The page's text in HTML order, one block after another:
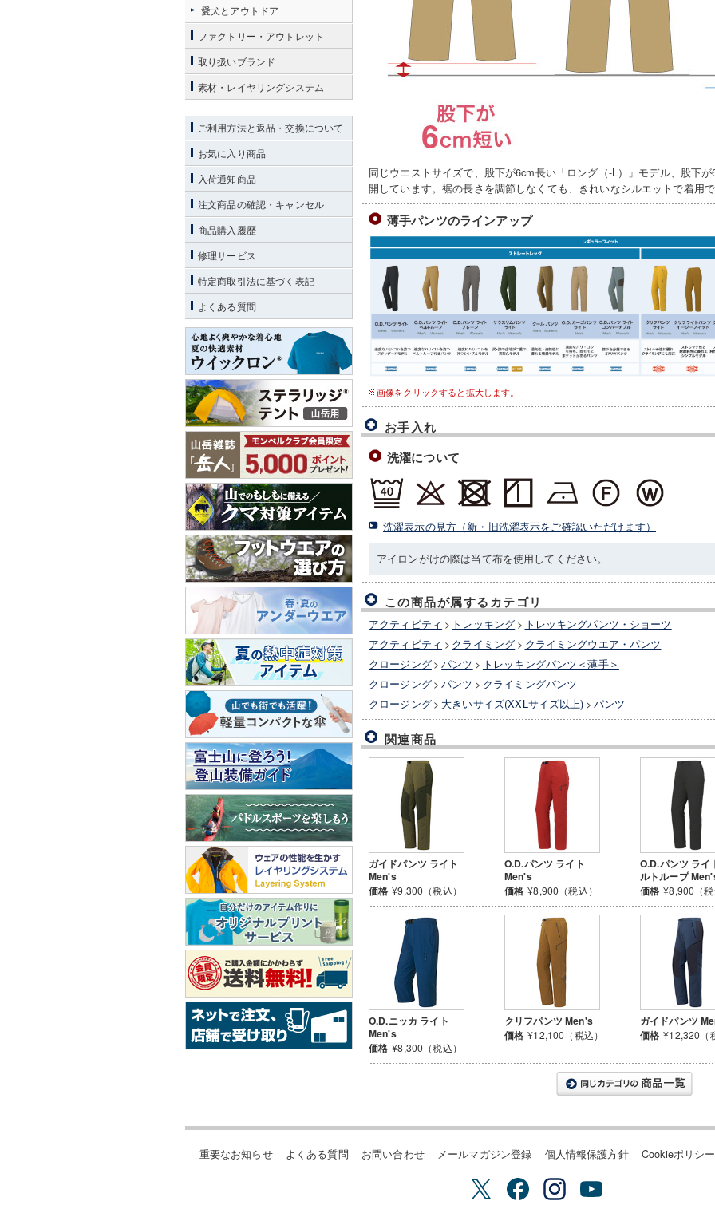
同じウエストサイズで、股下が6cm長い「ロング（-L）」モデル、股下
開しています。裾の長さを調節しなくても、きれいなシルエットで着用
薄手パンツのラインアップ
画像をクリックすると拡大します。
お手入れ
洗濯について
洗濯表示の見方（新・旧洗濯表示をご確認いただけます）
アイロンがけの際は当て布を使用してください。
この商品が属するカテゴリ
アクティビティ > トレッキング > トレッキングパンツ・ショーツ
アクティビティ > クライミング > クライミングウエア・パンツ
クロージング> パンツ > トレッキングパンツ＜薄手＞
クロージング> パンツ > クライミングパンツ
クロージング> 大きいサイズ(XXLサイズ以上) > パンツ
関連商品
ガイドパンツ ライト
Men's
価格 ¥9,300（税込）
O.D.パンツ ライト
Men's
価格 ¥8,900（税込）
O.D.パンツ ライ
ルトループ
価格 ¥8,900（
O.D.ニッカ ライト
Men's
価格 ¥8,300（税込）
クリフパンツ Men's
価格 ¥12,100（税込）
ガイドパンツ
価格 ¥12,320（
愛犬とアウトドア
ファクトリー・アウトレット
取り扱いブランド
素材・レイヤリングシステム
ご利用方法と返品・交換について
お気に入り商品
入荷通知商品
注文商品の確認・キャンセル
商品購入履歴
修理サービス
特定商取引法に基づく表記
よくある質問
重要なお知らせ よくある質問 お問い合わせ メールマガジン登録 個人情報保護方針 Cookieポリシー